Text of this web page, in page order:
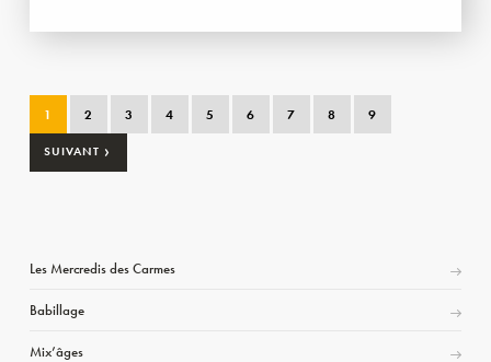
1 2 3 4 5 6 7 8 9
SUIVANT ›
Les Mercredis des Carmes
Babillage
Mix’âges